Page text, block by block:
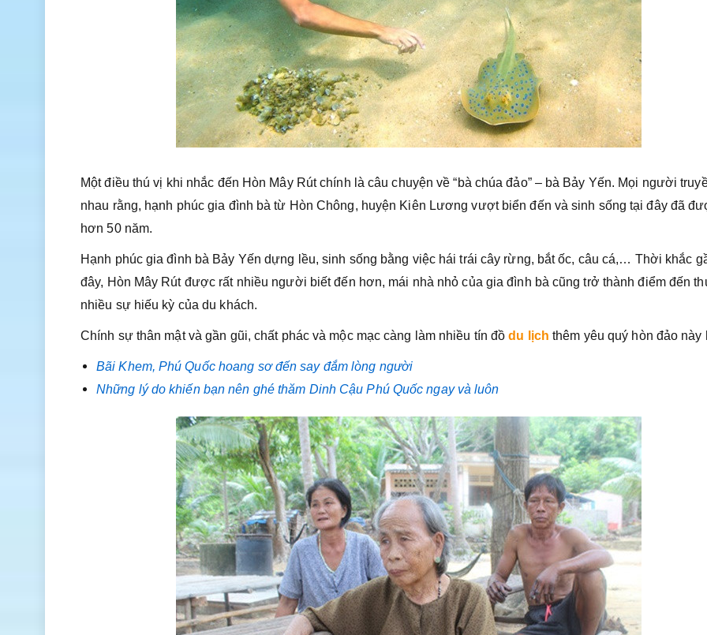
Một điều thú vị khi nhắc đến Hòn Mây Rút chính là câu chuyện về “bà chúa đảo” – bà Bảy Yến. Mọi người
nhau rằng, hạnh phúc gia đình bà từ Hòn Chông, huyện Kiên Lương vượt biển đến và sinh sống tại đây đã
hơn 50 năm.
Hạnh phúc gia đình bà Bảy Yến dựng lều, sinh sống bằng việc hái trái cây rừng, bắt ốc, câu cá,… Thời khắc
đây, Hòn Mây Rút được rất nhiều người biết đến hơn, mái nhà nhỏ của gia đình bà cũng trở thành điểm đến
nhiều sự hiếu kỳ của du khách.
Chính sự thân mật và gần gũi, chất phác và mộc mạc càng làm nhiều tín đồdu lịch thêm yêu quý hòn đảo này
Bãi Khem, Phú Quốc hoang sơ đến say đắm lòng người
Những lý do khiến bạn nên ghé thăm Dinh Cậu Phú Quốc ngay và luôn